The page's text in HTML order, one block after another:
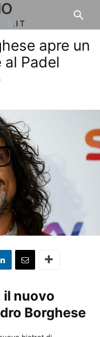
apre un
Padel
il nuovo
Borghese